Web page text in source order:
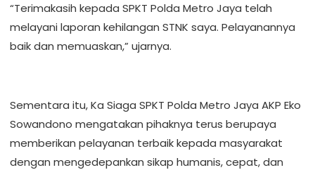
“Terimakasih kepada SPKT Polda Metro Jaya telah
melayani laporan kehilangan STNK saya. Pelayanannya
baik dan memuaskan,” ujarnya.
Sementara itu, Ka Siaga SPKT Polda Metro Jaya AKP Eko
Sowandono mengatakan pihaknya terus berupaya
memberikan pelayanan terbaik kepada masyarakat
dengan mengedepankan sikap humanis, cepat, dan